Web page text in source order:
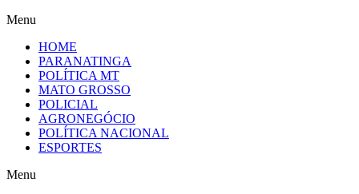
Menu
HOME
PARANATINGA
POLÍTICA MT
MATO GROSSO
POLICIAL
AGRONEGÓCIO
POLÍTICA NACIONAL
ESPORTES
Menu